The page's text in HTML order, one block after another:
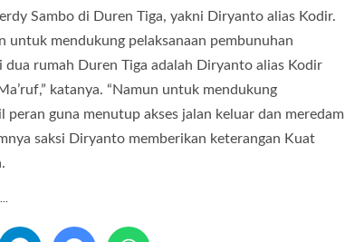
Sambo di Duren Tiga, yakni Diryanto alias Kodir.
untuk mendukung pelaksanaan pembunuhan
rumah Duren Tiga adalah Diryanto alias Kodir
katanya. “Namun untuk mendukung
guna menutup akses jalan keluar dan meredam
saksi Diryanto memberikan keterangan Kuat